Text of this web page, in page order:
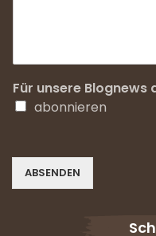
Für unsere Blognews
abonnieren
ABSENDEN